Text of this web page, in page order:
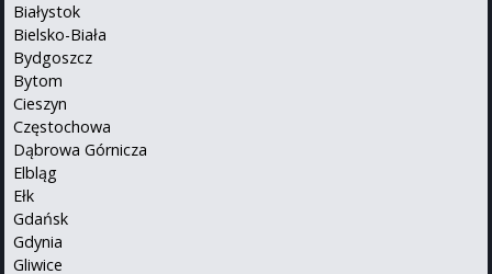
Białystok
Bielsko-Biała
Bydgoszcz
Bytom
Cieszyn
Częstochowa
Dąbrowa Górnicza
Elbląg
Ełk
Gdańsk
Gdynia
Gliwice